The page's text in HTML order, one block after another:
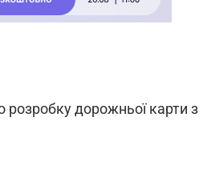
дорожньої карти з